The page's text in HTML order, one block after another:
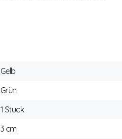
Gelb
Grün
1 Stuck
3 cm